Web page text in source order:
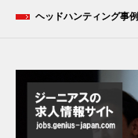
ヘッドハンティング事例